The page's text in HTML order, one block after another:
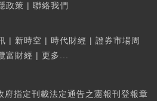
政策 | 聯絡我們
| 新時空 | 時代財經 | 證券市場周
富財經 | 更多...
府指定刊載法定通告之憲報刊登報章